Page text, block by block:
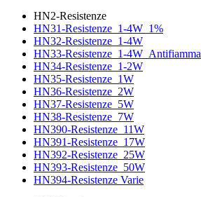
HN2-Resistenze
HN31-Resistenze_1-4W_1%
HN32-Resistenze_1-4W
HN33-Resistenze_1-4W_Antifiamma
HN34-Resistenze_1-2W
HN35-Resistenze_1W
HN36-Resistenze_2W
HN37-Resistenze_5W
HN38-Resistenze_7W
HN390-Resistenze_11W
HN391-Resistenze_17W
HN392-Resistenze_25W
HN393-Resistenze_50W
HN394-Resistenze Varie